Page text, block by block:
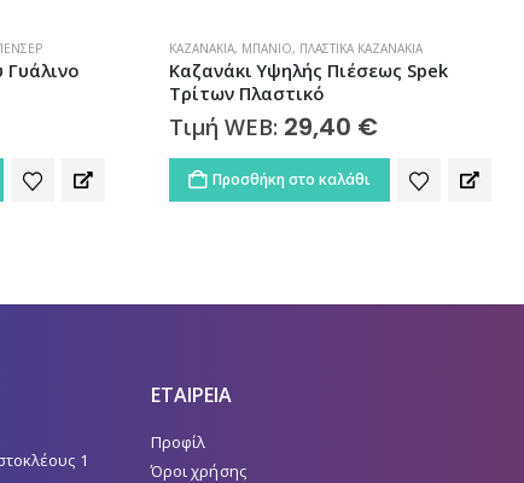
Spek
ΚΑΛΎΜΜΑΤΑ ΛΕΚΆΝΗΣ ,ΛΕΚΆΝΕΣ ΠΟΡΣΕΛΆΝΗΣ
Κάλυμμα Λεκάνης NOVA KING 2021
Τιμή WEB:15,00
Προσθήκη στο καλάθι
1
ΕΤΑΙΡΕΙΑ
Προφίλ
Όροι χρήσης